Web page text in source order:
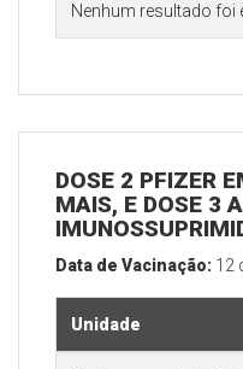
Nenhum resultado foi
DOSE 2 PFIZER
MAIS, E DOSE 3
Data de Vacinação: 12
Unidade